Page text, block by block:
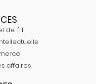
de l'IT
affaires